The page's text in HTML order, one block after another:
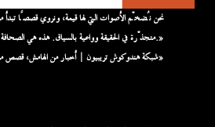
متجذّرة في الحقيقة وواعية بالسياق. هذه هي الصحافة من الهوامش.»
«شبكة هندوكوش تريبيون | أخبار من الهامش، قصص من المنبع»